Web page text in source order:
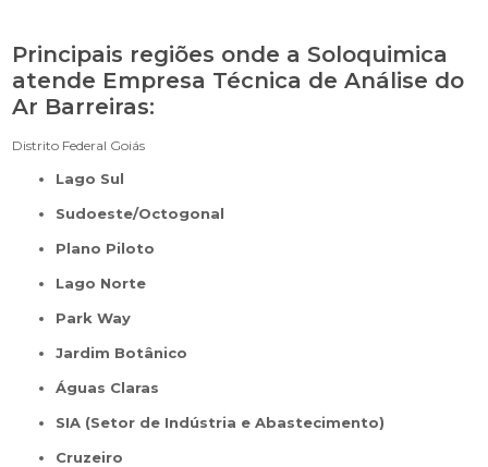
Principais regiões onde a Soloquimica
atende Empresa Técnica de Análise do
Ar Barreiras:
Distrito Federal Goiás
Lago Sul
Sudoeste/Octogonal
Plano Piloto
Lago Norte
Park Way
Jardim Botânico
Águas Claras
SIA (Setor de Indústria e Abastecimento)
Cruzeiro